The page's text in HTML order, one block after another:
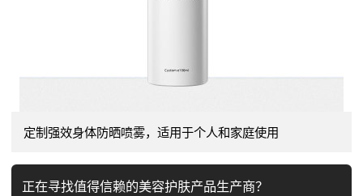
定制强效身体防晒喷雾，适用于个人和家庭使用
正在寻找值得信赖的美容护肤产品生产商？